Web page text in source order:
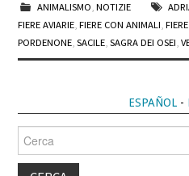
ANIMALISMO, NOTIZIE
FIERE AVIARIE,FIERE CON ANIMALI,
PORDENONE,SACILE,SAGRA DEI OSEI,
ESPAÑOL-
Cerca
per: